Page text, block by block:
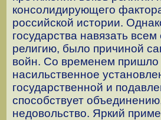
консолидирующего
российской истории.
государства навязать
религию, было причиной
войн. Со временем пришло
насильственное
государственной и
способствует
недовольство. Яркий